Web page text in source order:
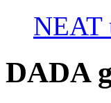
NEAT
DADA